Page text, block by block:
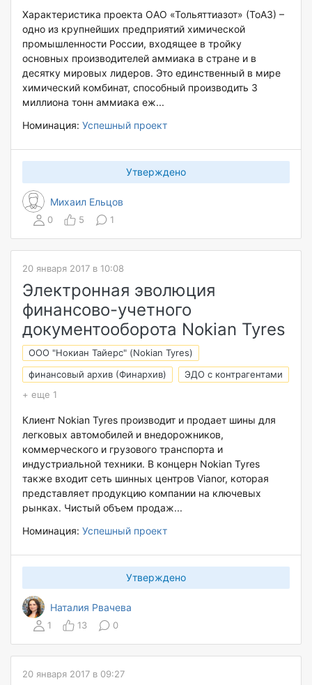
Характеристика проекта ОАО «Тольяттиазот» (ТоАЗ) –
одно из крупнейших предприятий химической
промышленности России, входящее в тройку
основных производителей аммиака в стране и в
десятку мировых лидеров. Это единственный в мире
химический комбинат, способный производить 3
миллиона тонн аммиака еж...
Номинация: Успешный проект
Михаил Ельцов
Утверждено
0 5 1
20 января 2017 в 10:08
Электронная эволюция
финансово-учетного
документооборота Nokian Tyres
ООО "Нокиан Тайерс" (Nokian Tyres)
финансовый архив (Финархив)
ЭДО с контрагентами
+ еще 1
Клиент Nokian Tyres производит и продает шины для
легковых автомобилей и внедорожников,
коммерческого и грузового транспорта и
индустриальной техники. В концерн Nokian Tyres
также входит сеть шинных центров Vianor, которая
представляет продукцию компании на ключевых
рынках. Чистый объем продаж...
Номинация: Успешный проект
Наталия Рвачева
Утверждено
1 13 0
20 января 2017 в 09:27